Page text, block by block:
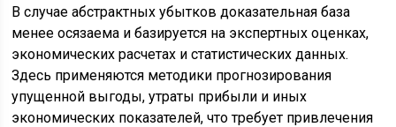
В случае абстрактных убытков доказательная база
менее осязаема и базируется на экспертных оценках,
экономических расчетах и статистических данных.
Здесь применяются методики прогнозирования
упущенной выгоды, утраты прибыли и иных
экономических показателей, что требует привлечения